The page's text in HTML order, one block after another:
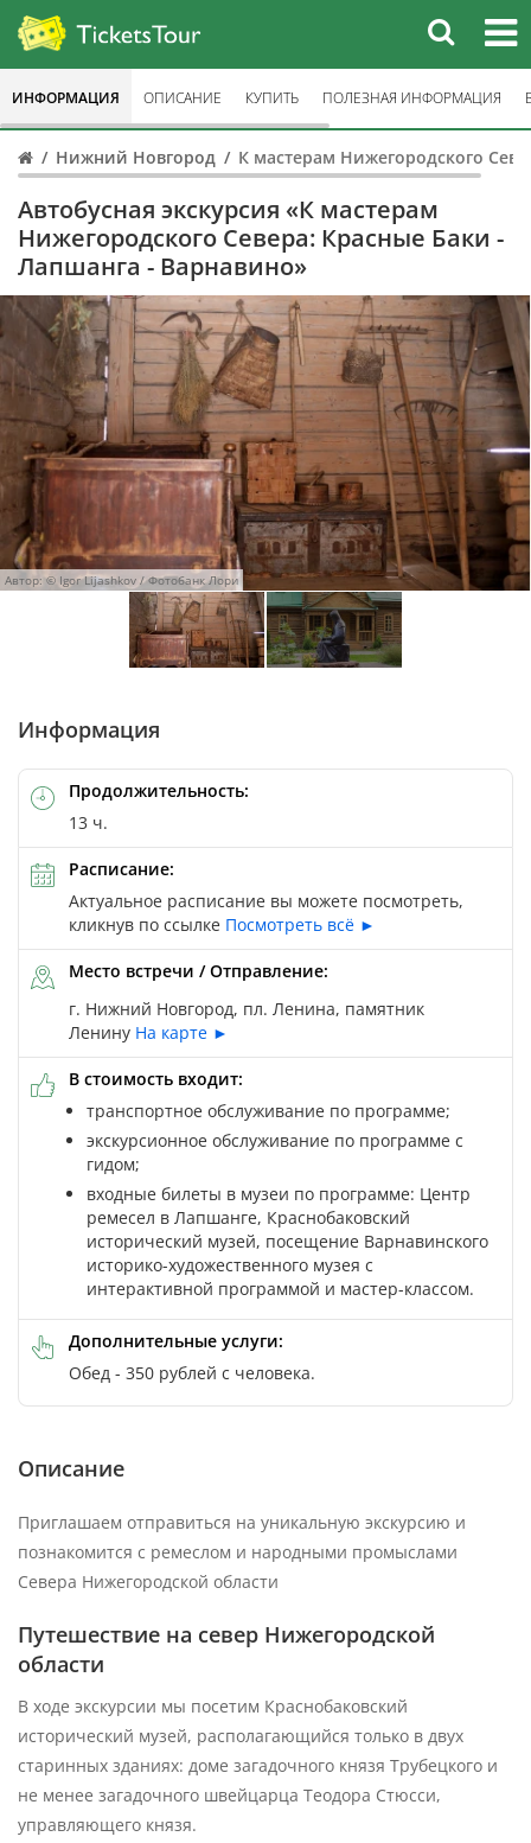
Нижний Новгород К мастерам Нижегородского
Автобусная экскурсия «К мастерам
Нижегородского Севера: Красные Баки -
Лапшанга - Варнавино»
Автор: © Igor Lijashkov / Фотобанк Лори
Автор: © Смирнов Андрей Владимирович / Фотобанк Лори
ИНФОРМАЦИЯ ОПИСАНИЕ КУПИТЬ ПОЛЕЗНАЯ ИНФОРМАЦИЯ
Информация
Продолжительность:
13 ч.
Расписание:
Актуальное расписание вы можете посмотреть,
кликнув по ссылке Посмотреть всё ►
Место встречи / Отправление:
г. Нижний Новгород, пл. Ленина, памятник
Ленину На карте ►
В стоимость входит:
транспортное обслуживание по программе;
экскурсионное обслуживание по программе с
гидом;
входные билеты в музеи по программе: Центр
ремесел в Лапшанге, Краснобаковский
исторический музей, посещение Варнавинского
историко-художественного музея с
интерактивной программой и мастер-классом.
Дополнительные услуги:
Обед - 350 рублей с человека.
Описание
Приглашаем отправиться на уникальную экскурсию и
познакомится с ремеслом и народными промыслами
Севера Нижегородской области
Путешествие на север Нижегородской
области
В ходе экскурсии мы посетим Краснобаковский
исторический музей, располагающийся только в двух
старинных зданиях: доме загадочного князя Трубецкого и
не менее загадочного швейцарца Теодора Стюсси,
управляющего князя.